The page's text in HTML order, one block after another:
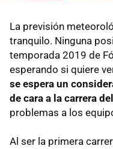
La previsión
tranquilo. Ninguna
temporada 2019 de
esperando si quiere
se espera un
de cara a la carrera
problemas a los
Al ser la primera